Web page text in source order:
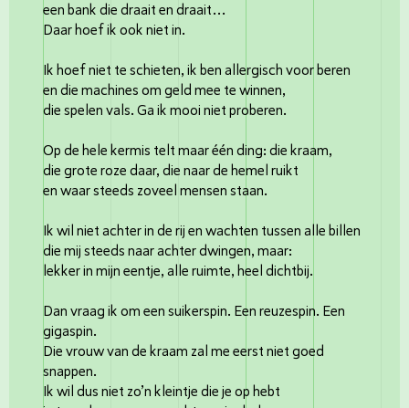
een bank die draait en draait…
Daar hoef ik ook niet in.
Ik hoef niet te schieten, ik ben allergisch voor beren
en die machines om geld mee te winnen,
die spelen vals. Ga ik mooi niet proberen.
Op de hele kermis telt maar één ding: die kraam,
die grote roze daar, die naar de hemel ruikt
en waar steeds zoveel mensen staan.
Ik wil niet achter in de rij en wachten tussen alle billen
die mij steeds naar achter dwingen, maar:
lekker in mijn eentje, alle ruimte, heel dichtbij.
Dan vraag ik om een suikerspin. Een reuzespin. Een
gigaspin.
Die vrouw van de kraam zal me eerst niet goed
snappen.
Ik wil dus niet zo’n kleintje die je op hebt